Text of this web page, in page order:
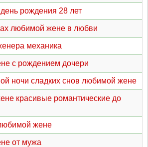
рождения 28 лет
любимой жене в любви
механика
с рождением дочери
ночи сладких снов любимой жене
красивые романтические до
жене
от мужа